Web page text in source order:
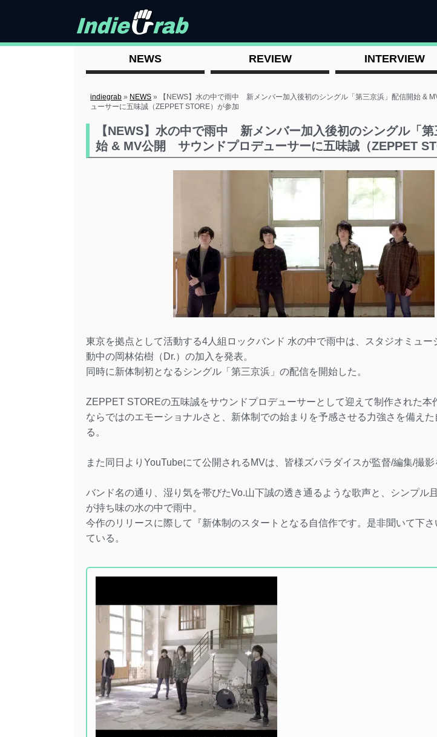
NEWS REVIEW INTERVIEW
indiegrab » NEWS »
【NEWS】水の中で雨中 新メンバー加入後初のシングル「第三京浜」配信開始 &
ューサーに五味誠（ZEPPET STORE）が参加
【NEWS】水の中で雨中 新メンバー加入後初のシングル「第
始 & MV公開 サウンドプロデューサーに五味誠（ZEPPET
東京を拠点として活動する4人組ロックバンド 水の中で雨中は、スタジオミュー
動中の岡林佑樹（Dr.）の加入を発表。
同時に新体制初となるシングル「第三京浜」の配信を開始した。
ZEPPET STOREの五味誠をサウンドプロデューサーとして迎えて制作された本
ならではのエモーショナルさと、新体制での始まりを予感させる力強さを備え
る。
また同日よりYouTubeにて公開されるMVは、皆様ズパラダイスが監督/編集/撮影
バンド名の通り、湿り気を帯びたVo.山下誠の透き通るような歌声と、シンプル
が持ち味の水の中で雨中。
今作のリリースに際して『新体制のスタートとなる自信作です。是非聞いて下
ている。